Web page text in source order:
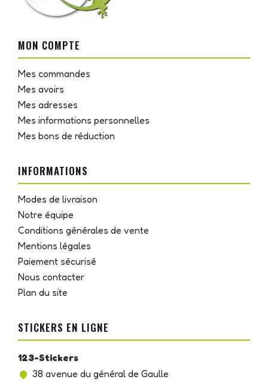
MON COMPTE
Mes commandes
Mes avoirs
Mes adresses
Mes informations personnelles
Mes bons de réduction
INFORMATIONS
Modes de livraison
Notre équipe
Conditions générales de vente
Mentions légales
Paiement sécurisé
Nous contacter
Plan du site
STICKERS EN LIGNE
123-Stickers
38 avenue du général de Gaulle